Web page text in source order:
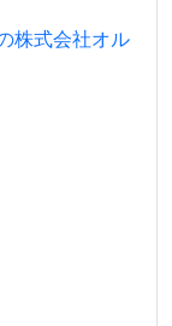
株式会社オル